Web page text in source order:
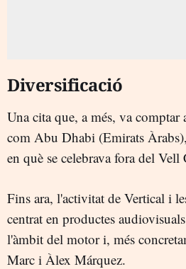
Diversificació
Una cita que, a més, va
com Abu Dhabi (Emirats
en què se celebrava fora del
Fins ara, l'activitat de Vertical i
centrat en productes
l'àmbit del motor i, més
Marc i Àlex Márquez.